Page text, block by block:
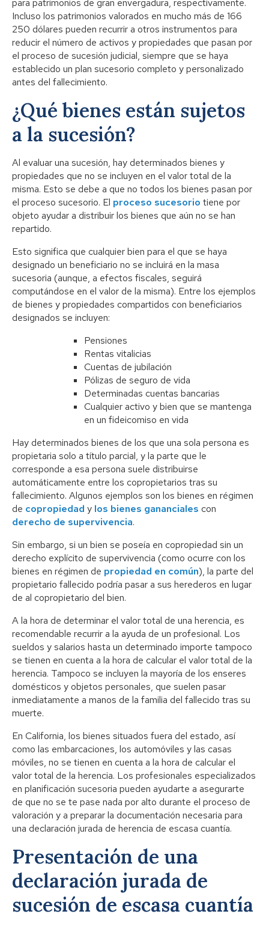
para patrimonios de gran envergadura, respectivamente.
Incluso los patrimonios valorados en mucho más de 166
250 dólares pueden recurrir a otros instrumentos para
reducir el número de activos y propiedades que pasan por
el proceso de sucesión judicial, siempre que se haya
establecido un plan sucesorio completo y personalizado
antes del fallecimiento.
¿Qué bienes están sujetos
a la sucesión?
Al evaluar una sucesión, hay determinados bienes y
propiedades que no se incluyen en el valor total de la
misma. Esto se debe a que no todos los bienes pasan por
el proceso sucesorio. El proceso sucesorio tiene por
objeto ayudar a distribuir los bienes que aún no se han
repartido.
Esto significa que cualquier bien para el que se haya
designado un beneficiario no se incluirá en la masa
sucesoria (aunque, a efectos fiscales, seguirá
computándose en el valor de la misma). Entre los ejemplos
de bienes y propiedades compartidos con beneficiarios
designados se incluyen:
Pensiones
Rentas vitalicias
Cuentas de jubilación
Pólizas de seguro de vida
Determinadas cuentas bancarias
Cualquier activo y bien que se mantenga
en un fideicomiso en vida
Hay determinados bienes de los que una sola persona es
propietaria solo a título parcial, y la parte que le
corresponde a esa persona suele distribuirse
automáticamente entre los copropietarios tras su
fallecimiento. Algunos ejemplos son los bienes en régimen
de copropiedad y los bienes gananciales con
derecho de supervivencia.
Sin embargo, si un bien se poseía en copropiedad sin un
derecho explícito de supervivencia (como ocurre con los
bienes en régimen de propiedad en común), la parte del
propietario fallecido podría pasar a sus herederos en lugar
de al copropietario del bien.
A la hora de determinar el valor total de una herencia, es
recomendable recurrir a la ayuda de un profesional. Los
sueldos y salarios hasta un determinado importe tampoco
se tienen en cuenta a la hora de calcular el valor total de la
herencia. Tampoco se incluyen la mayoría de los enseres
domésticos y objetos personales, que suelen pasar
inmediatamente a manos de la familia del fallecido tras su
muerte.
En California, los bienes situados fuera del estado, así
como las embarcaciones, los automóviles y las casas
móviles, no se tienen en cuenta a la hora de calcular el
valor total de la herencia. Los profesionales especializados
en planificación sucesoria pueden ayudarte a asegurarte
de que no se te pase nada por alto durante el proceso de
valoración y a preparar la documentación necesaria para
una declaración jurada de herencia de escasa cuantía.
Presentación de una
declaración jurada de
sucesión de escasa cuantía